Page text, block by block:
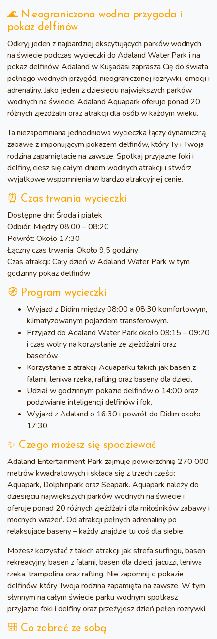
🌊 Nieograniczona wodna przygoda i
pokaz delfinów
Odkryj jeden z najbardziej ekscytujących parków wodnych
na świecie podczas wycieczki do Adaland Water Park i na
pokaz delfinów. Adaland w Kuşadası zaprasza Cię do świata
pełnego wodnych przygód, nieograniczonej rozrywki, emocji i
adrenaliny. Jako jeden z dziesięciu największych parków
wodnych na świecie, Adaland Aquapark oferuje ponad 20
różnych zjeżdżalni oraz atrakcji dla osób w każdym wieku.
Ta niezapomniana jednodniowa wycieczka łączy dynamiczną
zabawę z imponującym pokazem delfinów, który Ty i Twoja
rodzina zapamiętacie na zawsze. Spotkaj przyjazne foki i
delfiny, ciesz się całym dniem wodnych atrakcji i stwórz
wyjątkowe wspomnienia w bardzo atrakcyjnej cenie.
⏰ Czas trwania wycieczki
Dostępne dni: Środa i piątek
Odbiór: Między 08:00 – 08:20
Powrót: Około 17:30
Łączny czas trwania: Około 9,5 godziny
Czas atrakcji: Cały dzień w Adaland Water Park w tym
godzinny pokaz delfinów
🧭 Program wycieczki
Wyjazd z Didim między 08:00 a 08:30 komfortowym,
klimatyzowanym pojazdem transferowym.
Przyjazd do Adaland Water Park około 09:15 – 09:20
i czas wolny na korzystanie ze zjeżdżalni oraz
basenów.
Korzystanie z atrakcji Aquaparku takich jak basen z
falami, leniwa rzeka, rafting oraz baseny dla dzieci.
Udział w godzinnym pokazie delfinów o 14:00 oraz
podziwianie inteligencji delfinów i fok.
Wyjazd z Adaland o 16:30 i powrót do Didim około
17:30.
✨ Czego możesz się spodziewać
Adaland Entertainment Park zajmuje powierzchnię 270 000
metrów kwadratowych i składa się z trzech części:
Aquapark, Dolphinpark oraz Seapark. Aquapark należy do
dziesięciu największych parków wodnych na świecie i
oferuje ponad 20 różnych zjeżdżalni dla miłośników zabawy i
mocnych wrażeń. Od atrakcji pełnych adrenaliny po
relaksujące baseny – każdy znajdzie tu coś dla siebie.
Możesz korzystać z takich atrakcji jak strefa surfingu, basen
rekreacyjny, basen z falami, basen dla dzieci, jacuzzi, leniwa
rzeka, trampolina oraz rafting. Nie zapomnij o pokazie
delfinów, który Twoja rodzina zapamięta na zawsze. W tym
słynnym na całym świecie parku wodnym spotkasz
przyjazne foki i delfiny oraz przeżyjesz dzień pełen rozrywki.
🎒 Co zabrać ze sobą